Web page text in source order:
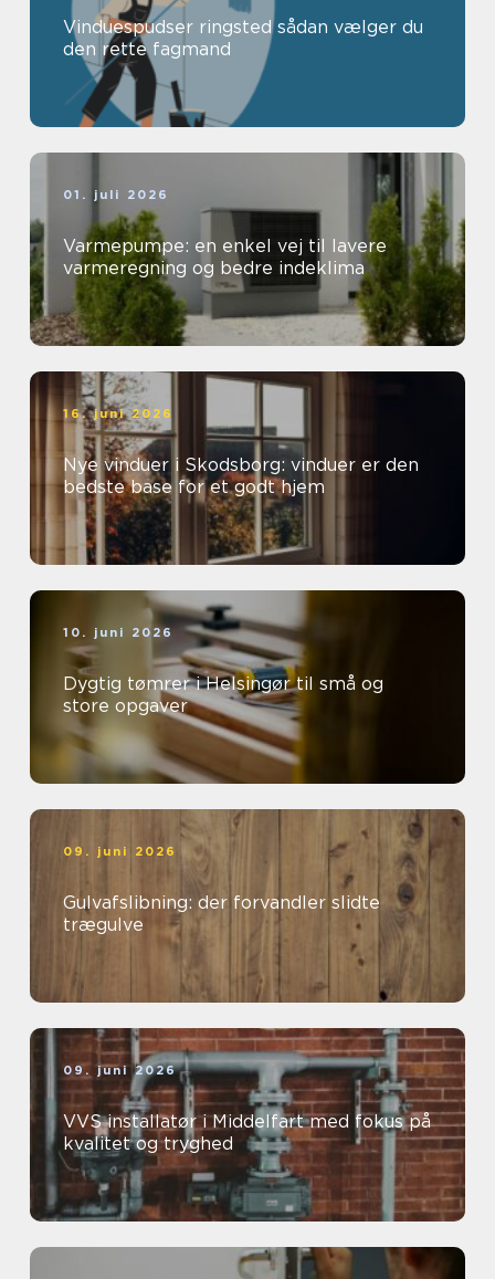
Vinduespudser ringsted sådan vælger du
den rette fagmand
01. juli 2026
Varmepumpe: en enkel vej til lavere
varmeregning og bedre indeklima
16. juni 2026
Nye vinduer i Skodsborg: vinduer er den
bedste base for et godt hjem
10. juni 2026
Dygtig tømrer i Helsingør til små og
store opgaver
09. juni 2026
Gulvafslibning: der forvandler slidte
trægulve
09. juni 2026
VVS installatør i Middelfart med fokus på
kvalitet og tryghed